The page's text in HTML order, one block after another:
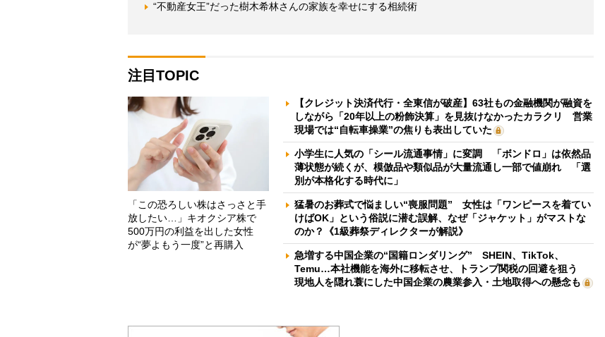
“不動産女王”だった樹木希林さんの家族を幸せにする相続術
注目TOPIC
「この恐ろしい株はさっさと手
放したい…」キオクシア株で
500万円の利益を出した女性
が“夢よもう一度”と再購入
【クレジット決済代行・全東信が破産】63社もの金融機関が融資を
しながら「20年以上の粉飾決算」を見抜けなかったカラクリ 営業
現場では“自転車操業”の焦りも表出していた
小学生に人気の「シール流通事情」に変調 「ボンドロ」は依然品
薄状態が続くが、模倣品や類似品が大量流通し一部で値崩れ 「選
別が本格化する時代に」
猛暑のお葬式で悩ましい“喪服問題” 女性は「ワンピースを着てい
けばOK」という俗説に潜む誤解、なぜ「ジャケット」がマストな
のか？《1級葬祭ディレクターが解説》
急増する中国企業の“国籍ロンダリング” SHEIN、TikTok、
Temu…本社機能を海外に移転させ、トランプ関税の回避を狙う
現地人を隠れ蓑にした中国企業の農業参入・土地取得への懸念も